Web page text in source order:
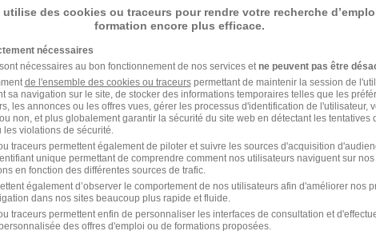
- 41 Alternance
jours
- Luxe H/F
- 92 Alternance 12,31 € / heure
utilise des cookies ou traceurs pour rendre votre recherche
formation encore plus efficace.
nécessaires
nécessaires au bon fonctionnement de nos services et ne peuvent pas être
de l'ensemble des cookies ou traceurspermettant de maintenir la session de
sa navigation sur le site, de stocker des informations temporaires telles que les
les annonces ou les offres vues, gérer les processus d'identification de l'utilisateur,
non, et plus globalement garantir la sécurité du site web en détectant les tentatives
violations de sécurité.
traceurs permettent également de piloter et suivre les sources d'acquisition
unique permettant de comprendre comment nos utilisateurs naviguent sur nos
en fonction des différentes sources de trafic.
également d’observer le comportement de nos utilisateurs afin d'améliorer nos
dans nos sites beaucoup plus rapide et fluide.
traceurs permettent enfin de personnaliser les interfaces de consultation et
des offres d'emploi ou de formations proposées.